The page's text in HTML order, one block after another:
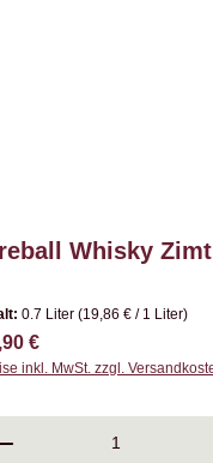
Wert ein
Whisky
0.7 Liter(19,86 € / 1 Liter)
Preis:
€
inkl. MwSt. zzgl.
Anzahl: